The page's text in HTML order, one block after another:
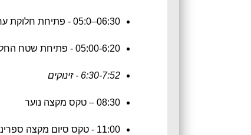
05:0–06:30 - פתיחת חלוקת
05:00-6:20 - פתיחת שטח
6:30-7:52 - זינוקים
08:30 – טקס מקצה נוער
11:00 - טקס סיום מקצה ספרינט ואולימפי